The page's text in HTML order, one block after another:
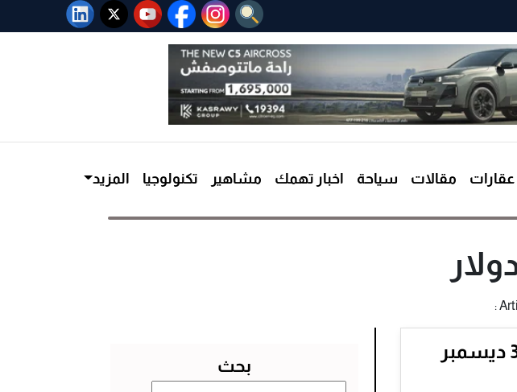
عقارات مقالات سياحة اخبار تهمك مشاهير تكنولوجيا المزيد
سعر الدولار اليوم الثلاثاء 30 ديسمبر
بحث